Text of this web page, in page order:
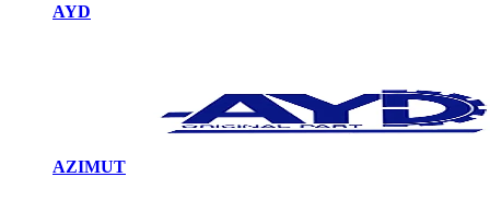
AYD
AZIMUT